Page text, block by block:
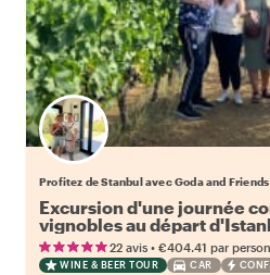
Profitez de Stanbul avec Goda and Friends
Excursion d'une journée
vignobles au départ
22 avis • €404.41 par
WINE & BEER TOUR CAR